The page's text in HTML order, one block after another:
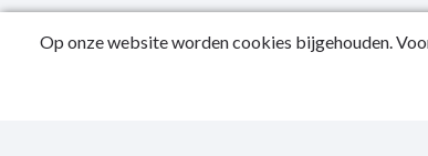
Op onze website worden cookies bijgehouden.